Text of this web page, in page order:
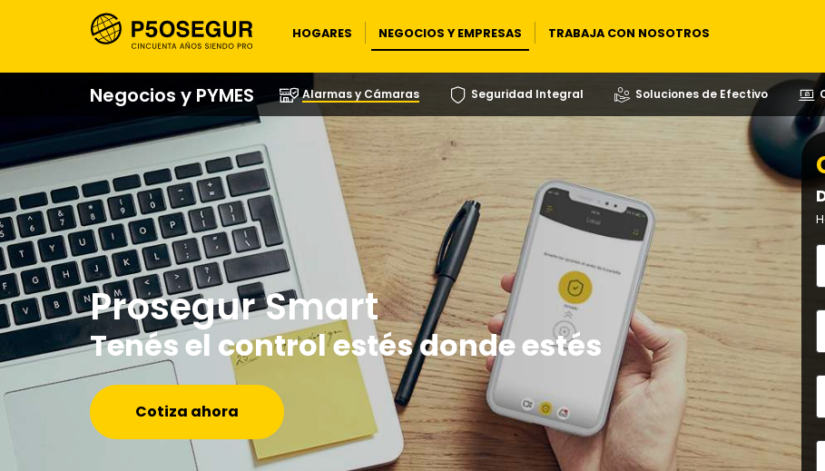
HOGARES NEGOCIOS Y EMPRESAS TRABAJA CON NOSOTROS
Negocios y PYMES Alarmas y Cámaras Seguridad Integral Soluciones de Efectivo
Prosegur Smart
Tenés el control estés donde estés
Cotiza ahora